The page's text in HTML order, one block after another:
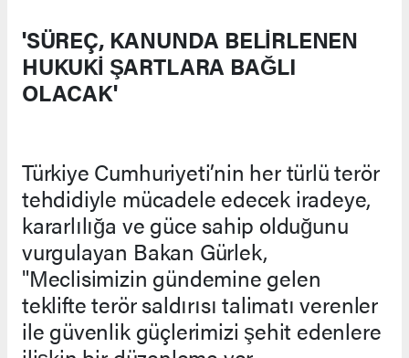
'SÜREÇ, KANUNDA BELİRLENEN
HUKUKİ ŞARTLARA BAĞLI
OLACAK'
Türkiye Cumhuriyeti’nin her türlü terör
tehdidiyle mücadele edecek iradeye,
kararlılığa ve güce sahip olduğunu
vurgulayan Bakan Gürlek,
"Meclisimizin gündemine gelen
teklifte terör saldırısı talimatı verenler
ile güvenlik güçlerimizi şehit edenlere